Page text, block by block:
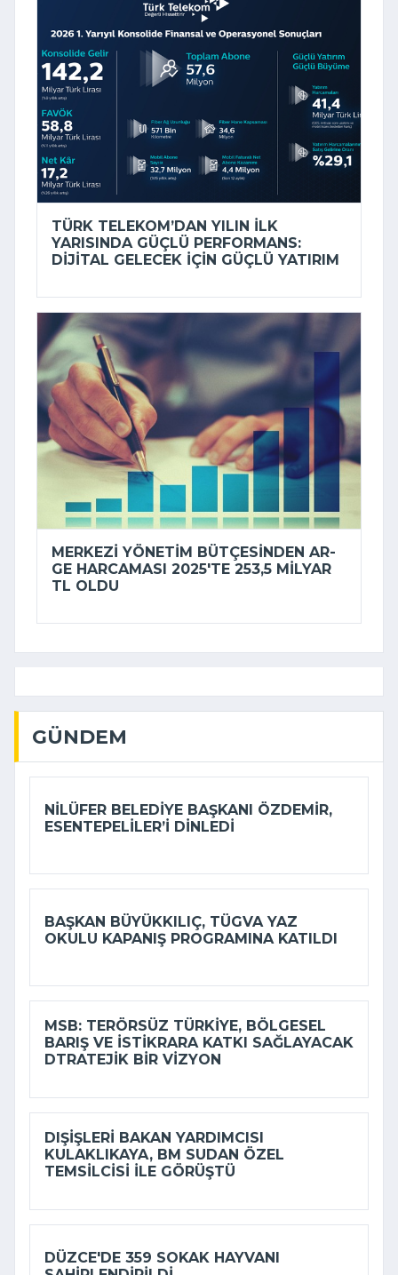
TÜRK TELEKOM’DAN YILIN ILK
YARISINDA GÜÇLÜ PERFORMANS:
DIJITAL GELECEK IÇIN GÜÇLÜ YATIRIM
MERKEZI YÖNETIM BÜTÇESINDEN AR-
GE HARCAMASI 2025'TE 253,5 MILYAR
TL OLDU
GÜNDEM
NILÜFER BELEDIYE BAŞKANI ÖZDEMIR,
ESENTEPELILER’I DINLEDI
BAŞKAN BÜYÜKKILIÇ, TÜGVA YAZ
OKULU KAPANIŞ PROGRAMINA KATILDI
MSB: TERÖRSÜZ TÜRKIYE, BÖLGESEL
BARIŞ VE ISTIKRARA KATKI SAĞLAYACAK
DTRATEJIK BIR VIZYON
DIŞIŞLERI BAKAN YARDIMCISI
KULAKLIKAYA, BM SUDAN ÖZEL
TEMSILCISI ILE GÖRÜŞTÜ
DÜZCE'DE 359 SOKAK HAYVANI